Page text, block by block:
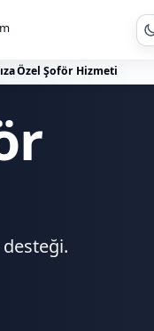
Özel Şoför Hizmeti